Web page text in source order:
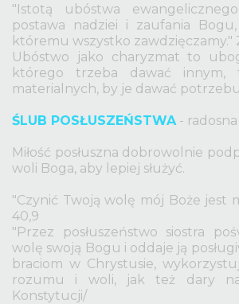
"Istotą ubóstwa
postawa nadziei i zaufania
któremu wszystko zawdzięczamy."
Ubóstwo jako charyzmat to
którego trzeba dawać innym,
materialnych, by je dawać
ŚLUB POSŁUSZEŃSTWA- radosna
Miłość posłuszna dobrowolnie
woli Boga, aby lepiej służyć.
"Czynić Twoją wolę mój Boże jest
40,9
"Przez posłuszeństwo siostra
wolę swoją Bogu i oddaje ją
braciom w Chrystusie,
rozumu i woli, jak też dary
Konstytucji/